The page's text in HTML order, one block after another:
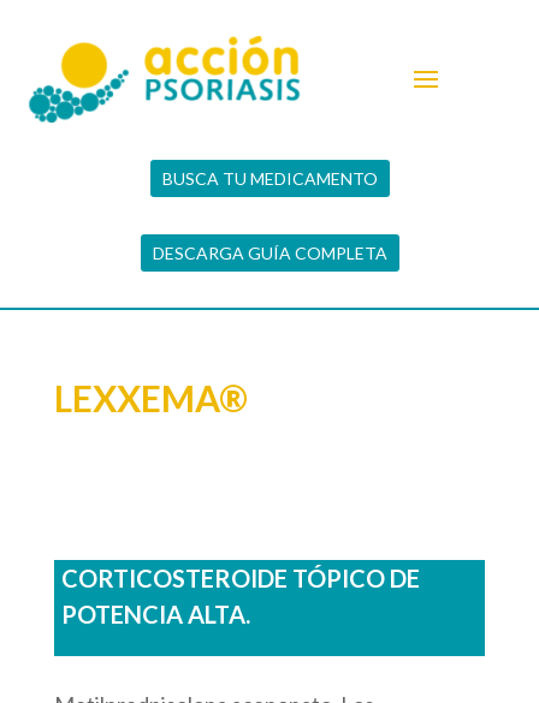
BUSCA TU MEDICAMENTO
DESCARGA GUÍA COMPLETA
LEXXEMA®
CORTICOSTEROIDE TÓPICO DE
POTENCIA ALTA.